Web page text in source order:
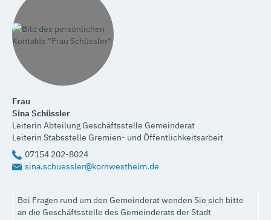
Frau
SinaSchüssler
Leiterin Abteilung Geschäftsstelle Gemeinderat
Leiterin Stabsstelle Gremien- und Öffentlichkeitsarbeit
sina.schuessler@kornwestheim.de
07154 202-8024
Bei Fragen rund um den Gemeinderat wenden Sie sich bitte
an die Geschäftsstelle des Gemeinderats der Stadt